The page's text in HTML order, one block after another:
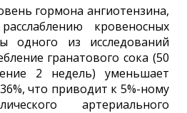
гормона ангиотензина,
кровеносных
одного из исследований
гранатового сока (50
2 недель) уменьшает
что приводит к 5%-ному
артериального